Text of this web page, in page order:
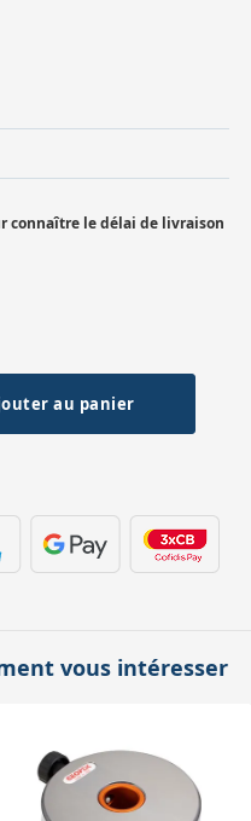
connaître le délai de livraison
au panier
vous intéresser